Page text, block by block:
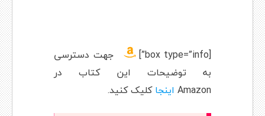
[box type=”info”]
جهت دسترسی
به توضیحات این کتاب در
Amazon اینجاکلیک کنید.